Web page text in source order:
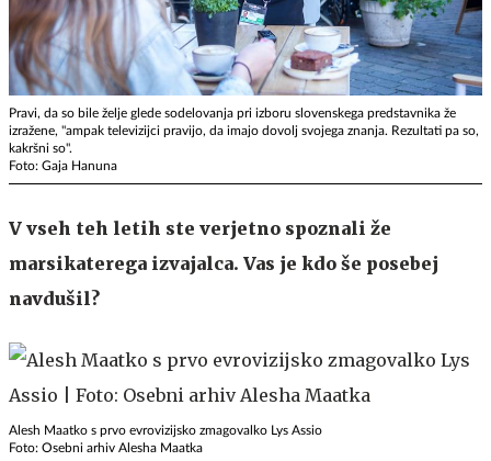
Pravi, da so bile želje glede sodelovanja pri izboru slovenskega predstavnika že
izražene, "ampak televizijci pravijo, da imajo dovolj svojega znanja. Rezultati pa so,
kakršni so".
Foto: Gaja Hanuna
V vseh teh letih ste verjetno spoznali že
marsikaterega izvajalca. Vas je kdo še posebej
navdušil?
Alesh Maatko s prvo evrovizijsko zmagovalko Lys Assio
Foto: Osebni arhiv Alesha Maatka